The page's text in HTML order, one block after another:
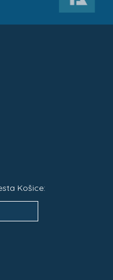
Košice: